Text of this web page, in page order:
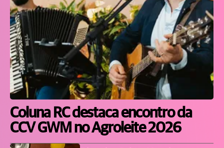
Coluna RC destaca encontro da
CCV GWM no Agroleite 2026